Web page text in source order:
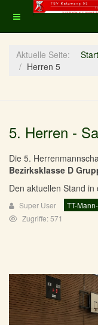
Aktuelle Seite:
Herren 5
5. Herren -
Die 5.
Bezirksklasse D
Den aktuellen Stand
Super User TT-
Zugriffe: 571